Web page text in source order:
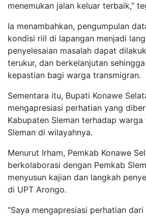
menemukan jalan keluar terbaik,”
Ia menambahkan, pengumpulan
kondisi riil di lapangan menjadi
penyelesaian masalah dapat
terukur, dan berkelanjutan
kepastian bagi warga transmigran.
Sementara itu, Bupati Konawe
mengapresiasi perhatian yang
Kabupaten Sleman terhadap
Sleman di wilayahnya.
Menurut Irham, Pemkab Konawe
berkolaborasi dengan Pemkab
menyusun kajian dan langkah
di UPT Arongo.
“Saya mengapresiasi perhatian